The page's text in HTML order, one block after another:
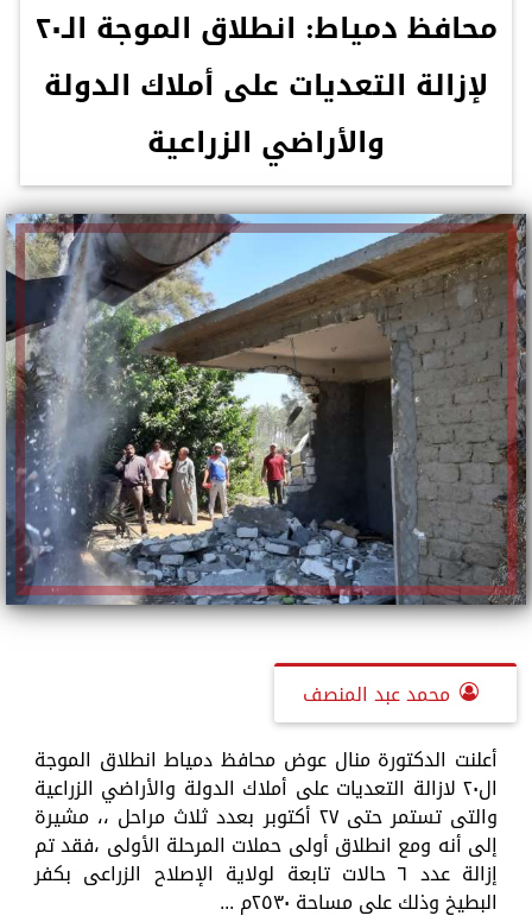
محافظ دمياط: انطلاق الموجة الـ٢٠
لإزالة التعديات على أملاك الدولة
والأراضي الزراعية
محمد عبد المنصف
أعلنت الدكتورة منال عوض محافظ دمياط انطلاق الموجة
ال٢٠ لازالة التعديات على أملاك الدولة والأراضي الزراعية
والتى تستمر حتى ٢٧ أكتوبر بعدد ثلاث مراحل ،، مشيرة
إلى أنه ومع انطلاق أولى حملات المرحلة الأولى ،فقد تم
إزالة عدد ٦ حالات تابعة لولاية الإصلاح الزراعى بكفر
البطيخ وذلك على مساحة ٢٥٣٠م ...